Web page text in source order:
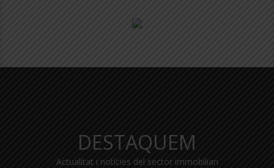
DESTAQUEM
Actualitat i notícies del sector immobiliari